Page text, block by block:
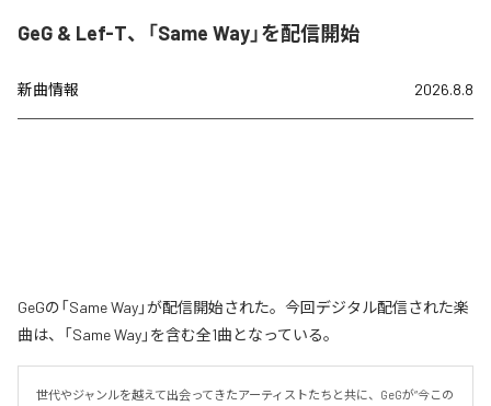
GeG & Lef-T、「Same Way」を配信開始
新曲情報 2026.8.8
GeGの「Same Way」が配信開始された。今回デジタル配信された楽
曲は、「Same Way」を含む全1曲となっている。
世代やジャンルを越えて出会ってきたアーティストたちと共に、GeGが“今この